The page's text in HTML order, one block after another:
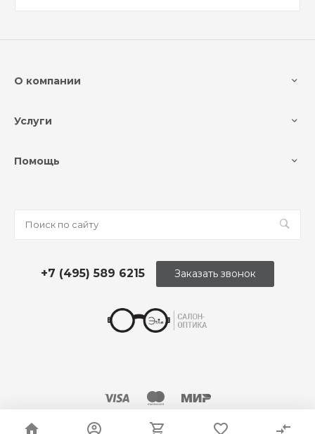
О компании
Услуги
Помощь
+7 (495) 589 6215 Заказать звонок